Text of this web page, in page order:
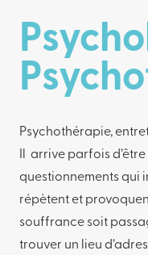
Psychothérapie,
Il arrive parfois
questionnements qui
répètent et
souffrance soit
trouver un lieu